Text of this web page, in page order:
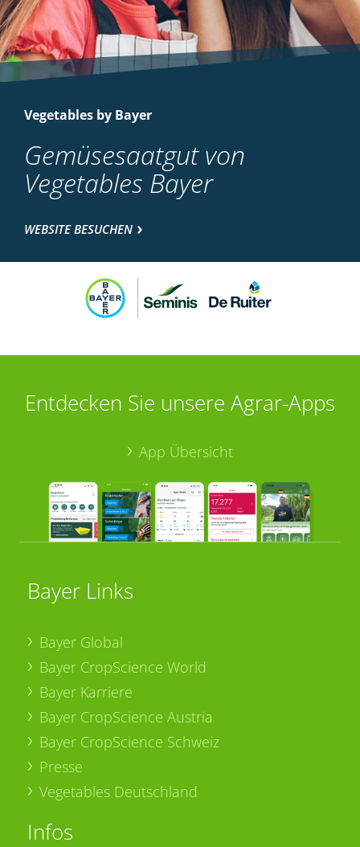
Vegetables by Bayer
Gemüsesaatgut von
Vegetables Bayer
WEBSITE BESUCHEN
Entdecken Sie unsere Agrar-Apps
App Übersicht
Bayer Links
Bayer Global
Bayer CropScience World
Bayer Karriere
Bayer CropScience Austria
Bayer CropScience Schweiz
Presse
Vegetables Deutschland
Infos